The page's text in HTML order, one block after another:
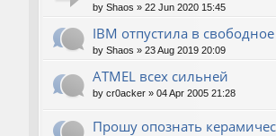
by Shaos » 22 Jun 2020 15:45
IBM отпустила в
by Shaos » 23 Aug 2019 20:09
ATMEL всех сильней
by cr0acker » 04 Apr 2005 21:28
Прошу опознать